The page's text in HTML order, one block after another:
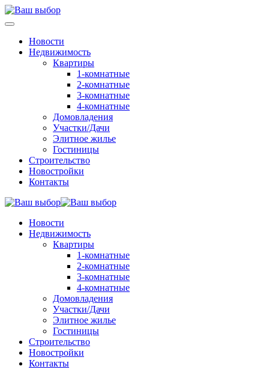
Новости
Недвижимость
Квартиры
1-комнатные
2-комнатные
3-комнатные
4-комнатные
Домовладения
Участки/Дачи
Элитное жилье
Гостиницы
Строительство
Новостройки
Контакты
Новости
Недвижимость
Квартиры
1-комнатные
2-комнатные
3-комнатные
4-комнатные
Домовладения
Участки/Дачи
Элитное жилье
Гостиницы
Строительство
Новостройки
Контакты